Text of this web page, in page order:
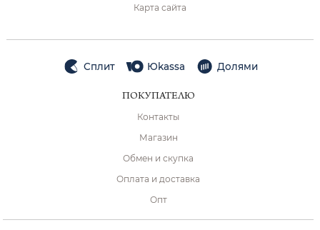
Карта сайта
Сплит Юkassa Долями
ПОКУПАТЕЛЮ
Контакты
Магазин
Обмен и скупка
Оплата и доставка
Опт